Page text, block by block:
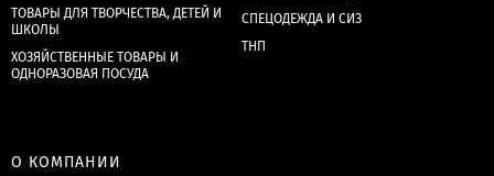
ТОВАРЫ ДЛЯ ТВОРЧЕСТВА, ДЕТЕЙ И
ШКОЛЫ
ХОЗЯЙСТВЕННЫЕ ТОВАРЫ И
ОДНОРАЗОВАЯ ПОСУДА
СПЕЦОДЕЖДА И СИЗ
ТНП
О КОМПАНИИ